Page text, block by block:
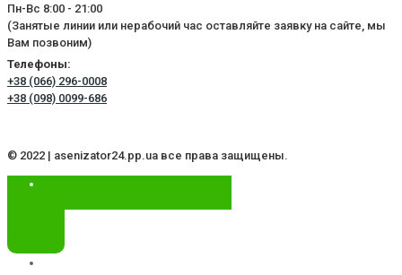
Пн-Вс 8:00 - 21:00
(Занятые линии или нерабочий час оставляйте заявку на сайте, мы
Вам позвоним)
Телефоны:
+38 (066) 296-0008
+38 (098) 0099-686
© 2022 | asenizator24.pp.ua все права защищены.